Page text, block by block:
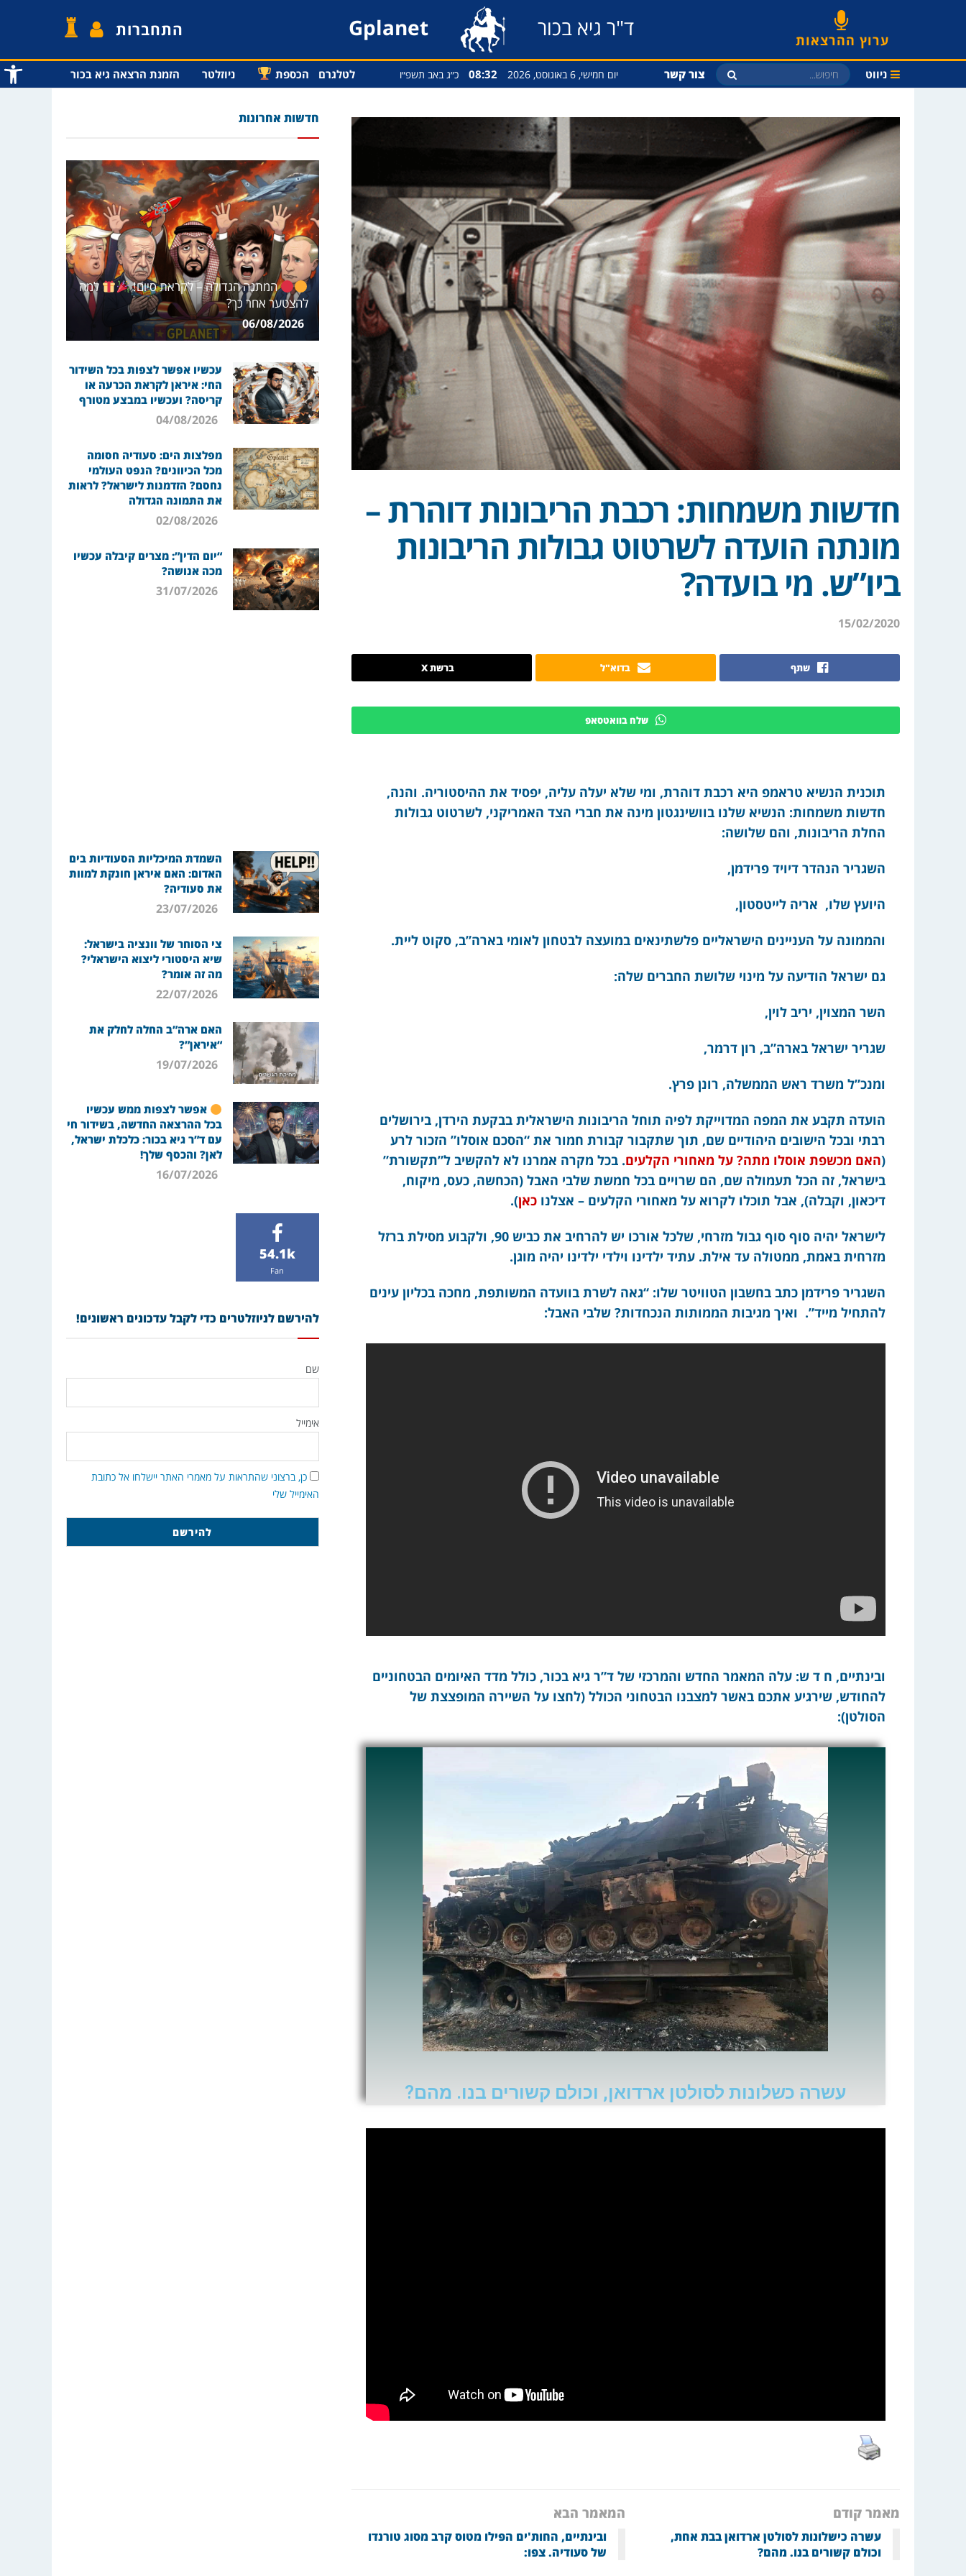
פתח
ערוץ ההרצאות ד"ר גיא בכור Gplanet התחברות
ניווט צור קשר יום חמישי, 6 באוגוסט, 2026 08:32 כ״ג באב תשפ״ו לטלגרם הכספת ניוזלטר הזמנת הרצאה גיא בכור
חדשות משמחות: רכבת הריבונות דוהרת –
מונתה הועדה לשרטוט גבולות הריבונות
ביו”ש. מי בועדה?
15/02/2020
שתף בדוא"ל ברשת X
שלח בוואטסאפ
תוכנית הנשיא טראמפ היא רכבת דוהרת, ומי שלא יעלה עליה, יפסיד את ההיסטוריה. והנה,
חדשות משמחות: הנשיא שלנו בוושינגטון מינה את חברי הצד האמריקני, לשרטוט גבולות
החלת הריבונות, והם שלושה:
השגריר הנהדר דיויד פרידמן,
היועץ שלו, אריה לייטסטון,
והממונה על העניינים הישראליים פלשתינאים במועצה לבטחון לאומי בארה”ב, סקוט ליית.
גם ישראל הודיעה על מינוי שלושת החברים שלה:
השר המצוין, יריב לוין,
שגריר ישראל בארה”ב, רון דרמר,
ומנכ”ל משרד ראש הממשלה, רונן פרץ.
הועדה תקבע את המפה המדוייקת לפיה תוחל הריבונות הישראלית בבקעת הירדן, בירושלים
רבתי ובכל הישובים היהודיים שם, תוך שתקבור קבורת חמור את “הסכם אוסלו” הזכור לרע
(האם מכשפת אוסלו מתה? על מאחורי הקלעים. בכל מקרה אמרנו לא להקשיב ל”תקשורת”
בישראל, זה הכל תעמולה שם, הם שרויים בכל חמשת שלבי האבל (הכחשה, כעס, מיקוח,
דיכאון, וקבלה), אבל תוכלו לקרוא על מאחורי הקלעים – אצלנו כאן).
לישראל יהיה סוף סוף גבול מזרחי, שלכל אורכו יש להרחיב את כביש 90, ולקבוע מסילת ברזל
מזרחית באמת, ממטולה עד אילת. עתיד ילדינו וילדי ילדינו יהיה מוגן.
השגריר פרידמן כתב בחשבון הטוויטר שלו: “גאה לשרת בוועדה המשותפת, מחכה בכליון עינים
להתחיל מייד”. ואיך מגיבות הממותות הנכחדות? שלבי האבל:
ובינתיים, ח ד ש: עלה המאמר החדש והמרכזי של ד”ר גיא בכור, כולל מדד האיומים הבטחוניים
להחודש, שירגיע אתכם באשר למצבנו הבטחוני הכולל (לחצו על השיירה המופצצת של
הסולטן):
עשרה כשלונות לסולטן ארדואן, וכולם קשורים בנו. מהם?
מאמר קודם
עשרה כישלונות לסולטן ארדואן בבת אחת,
וכולם קשורים בנו. מהם?
המאמר הבא
ובינתיים, החות'ים הפילו מטוס קרב מסוג טורנדו
של סעודיה. צפו:
חדשות אחרונות
המתנה הגדולה – לקראת סיום!
למה
להצטער אחר כך?
06/08/2026
עכשיו אפשר לצפות בכל השידור
החי: איראן לקראת הכרעה או
קריסה? ועכשיו במבצע מטורף
04/08/2026
מפלצות הים: סעודיה חסומה
מכל הכיוונים? הנפט העולמי
נחסם? הזדמנות לישראל? לראות
את התמונה הגדולה
02/08/2026
“יום הדין”: מצרים קיבלה עכשיו
מכה אנושה?
31/07/2026
השמדת המיכליות הסעודיות בים
האדום: האם איראן חונקת למוות
את סעודיה?
23/07/2026
צי הסוחר של וונציה בישראל:
שיא היסטורי ליצוא הישראלי?
מה זה אומר?
22/07/2026
האם ארה”ב החלה לחלק את
“איראן”?
19/07/2026
אפשר לצפות ממש עכשיו
בכל ההרצאה החדשה, בשידור חי
עם ד”ר גיא בכור: כלכלת ישראל,
לאן? והכסף שלך!
16/07/2026
54.1k
Fan
להירשם לניוזלטרים כדי לקבל עדכונים ראשונים!
שם
אימייל
כן, ברצוני שהתראות על מאמרי האתר יישלחו אל כתובת
האימייל שלי